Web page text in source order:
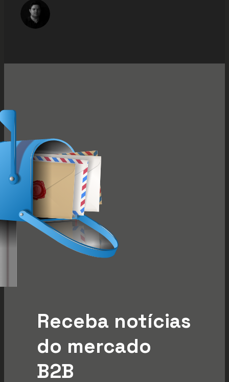
Receba notícias
do mercado
B2B